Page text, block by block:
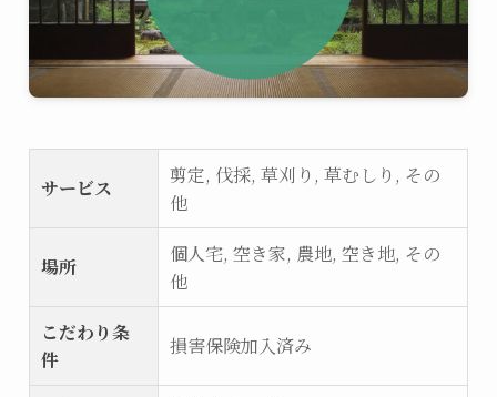
サービス
剪定, 伐採, 草刈り, 草むしり, その
他
場所
個人宅, 空き家, 農地, 空き地, その
他
こだわり条
件
損害保険加入済み